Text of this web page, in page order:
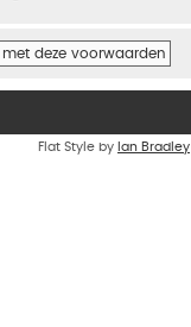
Flat Style by Ian Bradley